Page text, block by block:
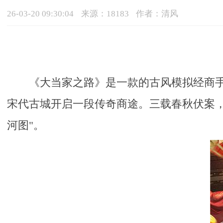
26-03-20 09:30:04 来源：18183 作者：清风
《大当家之路》是一款的古风模拟经
宋代古城开启一段传奇商途。三载春秋伏案
河图"。